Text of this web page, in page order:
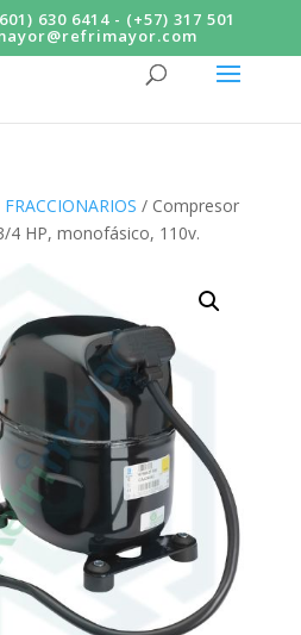
630 6414 - (+57) 317 501
/ Compresor
4 HP, monofásico, 110v.